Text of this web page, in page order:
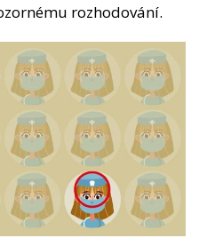
rozhodování.